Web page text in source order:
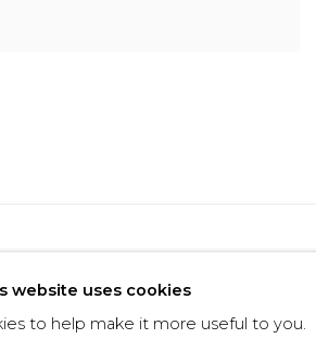
ART GALLERY
website uses cookies
to help make it more useful to you.